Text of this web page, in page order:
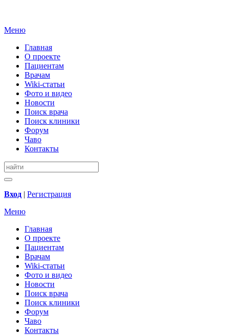
Меню
Главная
О проекте
Пациентам
Врачам
Wiki-статьи
Фото и видео
Новости
Поиск врача
Поиск клиники
Форум
Чаво
Контакты
Вход | Регистрация
Меню
Главная
О проекте
Пациентам
Врачам
Wiki-статьи
Фото и видео
Новости
Поиск врача
Поиск клиники
Форум
Чаво
Контакты